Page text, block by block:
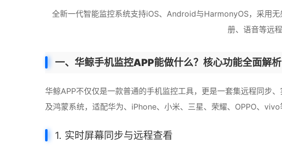
全新一代智能监控系统支持iOS、Android与HarmonyOS，采用
册、语音等远
一、华鲸手机监控APP能做什么？核心功能全面解析
华鲸APP不仅仅是一款普通的手机监控工具，更是一套集远程同步
及鸿蒙系统，适配华为、iPhone、小米、三星、荣耀、OPPO、vivo
1. 实时屏幕同步与远程查看